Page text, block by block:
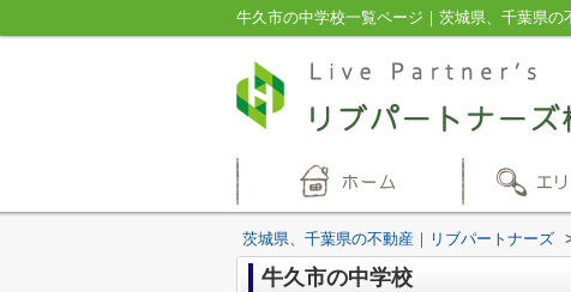
牛久市の中学校一覧ページ｜茨城県、千葉県の
茨城県、千葉県の不動産｜リブパートナーズ
牛久市の中学校